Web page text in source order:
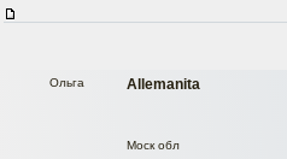
Allemanita
Ольга
Моск обл